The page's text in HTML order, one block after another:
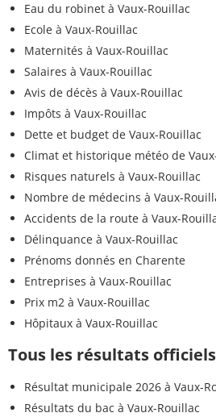
Eau du robinet à Vaux-Rouillac
Ecole à Vaux-Rouillac
Maternités à Vaux-Rouillac
Salaires à Vaux-Rouillac
Avis de décès à Vaux-Rouillac
Impôts à Vaux-Rouillac
Dette et budget de Vaux-Rouillac
Climat et historique météo de
Risques naturels à Vaux-Rouillac
Nombre de médecins à Vaux-
Accidents de la route à Vaux-
Délinquance à Vaux-Rouillac
Prénoms donnés en Charente
Entreprises à Vaux-Rouillac
Prix m2 à Vaux-Rouillac
Hôpitaux à Vaux-Rouillac
Tous les résultats
Résultat municipale 2026 à Vaux-
Résultats du bac à Vaux-Rouillac